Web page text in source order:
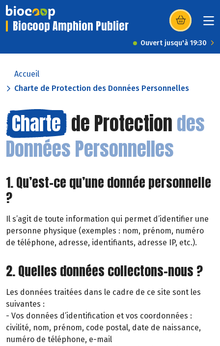
Biocoop Amphion Publier (s’ouvre dans
Ouvert jusqu'à 19:30
Accueil
Charte de Protection des Données Personnelles
Charte de Protectiondes
Données Personnelles
1. Qu’est-ce qu’une donnée personnelle
?
Il s’agit de toute information qui permet d’identifier une
personne physique (exemples : nom, prénom, numéro
de téléphone, adresse, identifiants, adresse IP, etc.).
2. Quelles données collectons-nous ?
Les données traitées dans le cadre de ce site sont les
suivantes :
- Vos données d’identification et vos coordonnées :
civilité, nom, prénom, code postal, date de naissance,
numéro de téléphone, e-mail